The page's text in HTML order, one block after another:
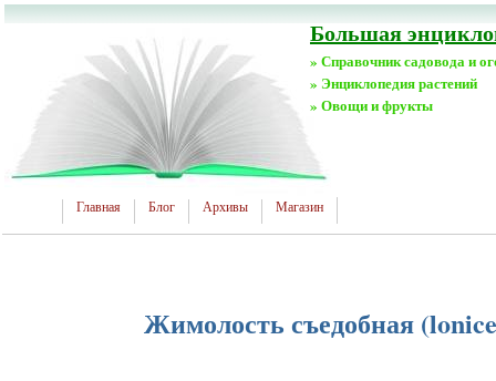
Большая
» Справочник садовода и
» Энциклопедия растений
» Овощи и фрукты
Главная Блог Архивы Магазин
Жимолость съедобная